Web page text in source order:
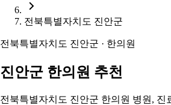
전북특별자치도 진안군
전북특별자치도 진안군 · 한의원
진안군 한의원 추천
전북특별자치도 진안군 한의원 병원, 진